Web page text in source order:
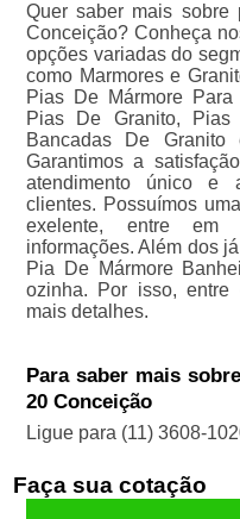
Quer saber mais
Conceição? Conheça
opções variadas do
como Marmores e
Pias De Mármore
Pias De Granito, Pias
Bancadas De
Garantimos a
atendimento único e
clientes. Possuímos
exelente, entre em
informações. Além dos
Pia De Mármore
ozinha. Por isso, entre
mais detalhes.
Para saber mais
20 Conceição
Ligue para (11) 3608-
Faça sua cotação